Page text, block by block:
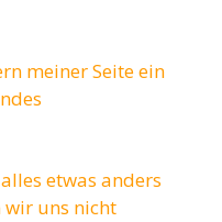
meiner Seite ein
etwas anders
wir uns nicht